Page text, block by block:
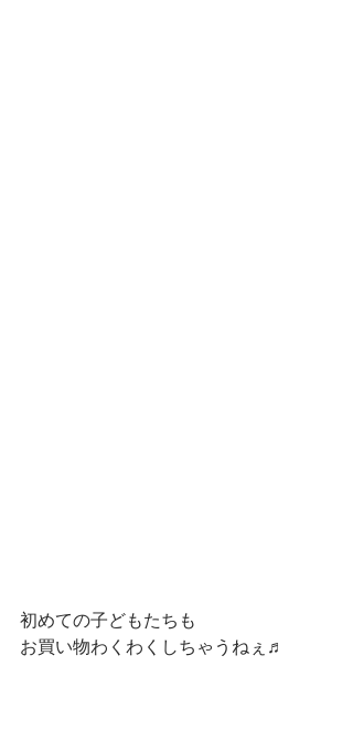
初めての子どもたちも
お買い物わくわくしちゃうねぇ♬